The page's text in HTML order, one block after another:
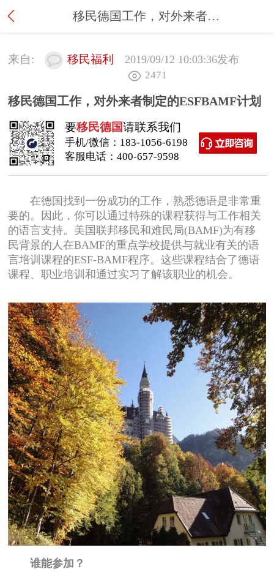
移民德国工作，对外来者制定的ESFBAMF计划
来自: 移民福利 2019/09/12 10:03:36发布
2471
移民德国工作，对外来者制定的ESFBAMF计划
要移民德国请联系我们
手机/微信： 183-1056-6198
客服电话： 400-657-9598
在德国找到一份成功的工作，熟悉德语是非常重
要的。因此，你可以通过特殊的课程获得与工作相关
的语言支持。美国联邦移民和难民局(BAMF)为有移
民背景的人在BAMF的重点学校提供与就业有关的语
言培训课程的ESF-BAMF程序。这些课程结合了德语
课程、职业培训和通过实习了解该职业的机会。
谁能参加？